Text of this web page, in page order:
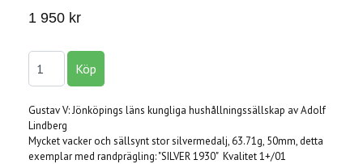
1 950 kr
Gustav V: Jönköpings läns kungliga hushållningssällskap av Adolf
Lindberg
Mycket vacker och sällsynt stor silvermedalj, 63.71g, 50mm, detta
exemplar med randprägling: "SILVER 1930" Kvalitet 1+/01